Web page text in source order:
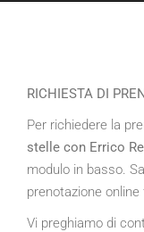
RICHIESTA DI
Per richiedere la
stelle con Errico
modulo in basso.
prenotazione
Vi preghiamo di